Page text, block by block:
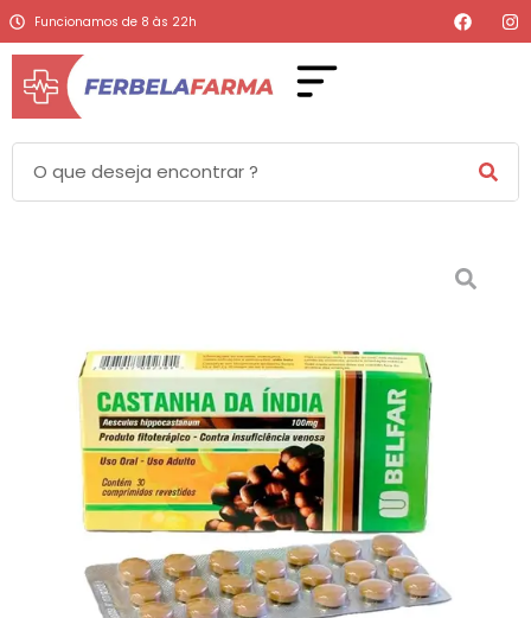
Funcionamos de 8 às 22h